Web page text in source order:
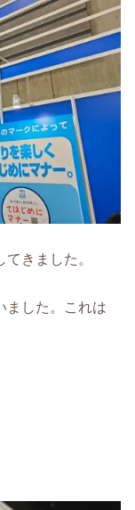
きました。
ました。これは